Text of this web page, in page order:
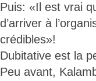
Puis: «Il est vrai
d’arriver à
crédibles»!
Dubitative est la
Peu avant,